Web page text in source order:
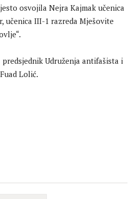
osvojila Nejra Kajmak učenica
učenica III-1 razreda Mješovite
Udruženja antifašista i
Lolić.